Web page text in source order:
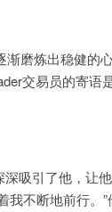
磨炼出稳健的
交易员的寄语
吸引了他，让
不断地前行。”